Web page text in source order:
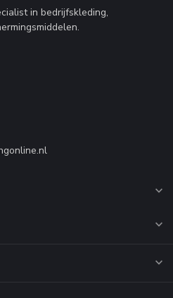
in bedrijfskleding,